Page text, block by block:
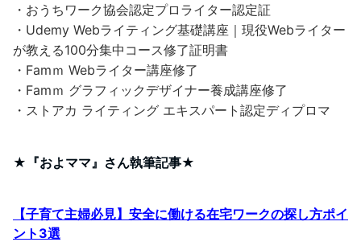
・おうちワーク協会認定プロライター認定証
・Udemy Webライティング基礎講座｜現役Webライター
が教える100分集中コース修了証明書
・Famｍ Webライター講座修了
・Famｍ グラフィックデザイナー養成講座修了
・ストアカ ライティング エキスパート認定ディプロマ
★『およママ』さん執筆記事★
【子育て主婦必見】安全に働ける在宅ワークの探し方ポイ
ント3選